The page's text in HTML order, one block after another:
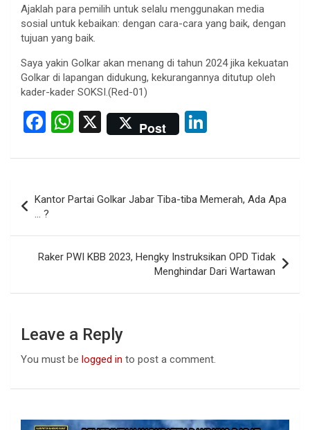
Ajaklah para pemilih untuk selalu menggunakan media
sosial untuk kebaikan: dengan cara-cara yang baik, dengan
tujuan yang baik.
Saya yakin Golkar akan menang di tahun 2024 jika kekuatan
Golkar di lapangan didukung, kekurangannya ditutup oleh
kader-kader SOKSI.(Red-01)
F
ce
o
o
k
W
at
A
p
p
X Post
ke
dI
n
navigation
Kantor Partai Golkar Jabar Tiba-tiba Memerah, Ada Apa
… ?
Raker PWI KBB 2023, Hengky Instruksikan OPD Tidak
Menghindar Dari Wartawan
Leave a Reply
You must be logged in to post a comment.